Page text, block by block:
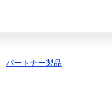
パートナー製品